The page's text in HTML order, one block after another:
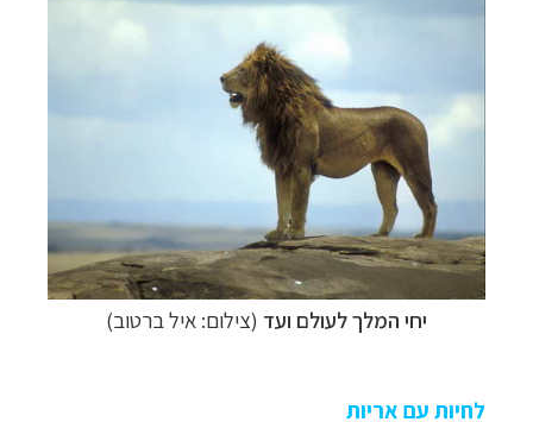
יחי המלך לעולם ועד (צילום: איל ברטוב)
לחיות עם אריות